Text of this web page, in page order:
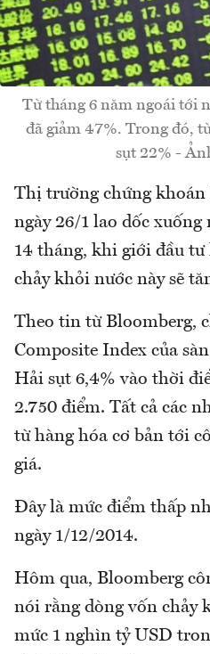
Từ tháng 6 năm ngoái tới
đã giảm 47%. Trong đó,
sụt 22% -
Thị trường chứng khoán
ngày 26/1 lao dốc
14 tháng, khi giới đầu tư
chảy khỏi nước này sẽ
Theo tin từ Bloomberg,
Composite Index của
Hải sụt 6,4% vào thời
2.750 điểm. Tất cả các
từ hàng hóa cơ bản tới
giá.
Đây là mức điểm thấp
ngày 1/12/2014.
Hôm qua, Bloomberg
nói rằng dòng vốn chảy
mức 1 nghìn tỷ USD